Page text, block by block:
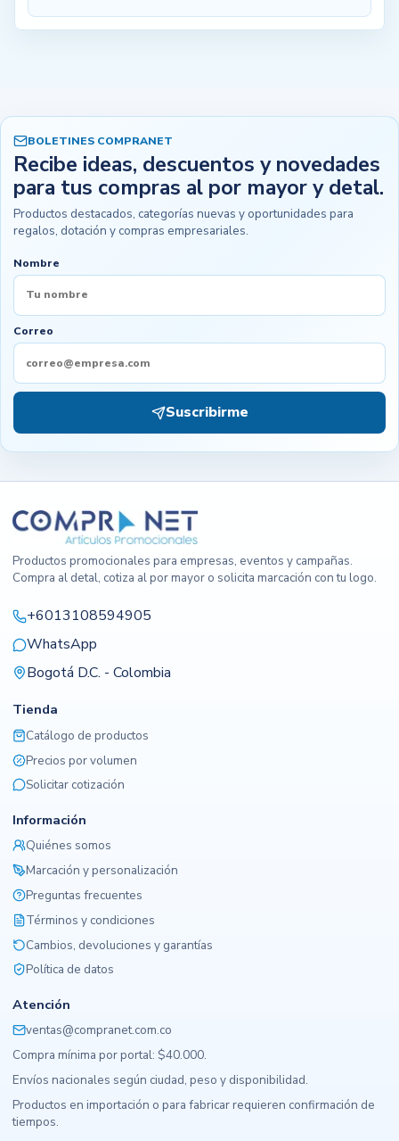
BOLETINES COMPRANET
Recibe ideas, descuentos y novedades
para tus compras al por mayor y detal.
Productos destacados, categorías nuevas y oportunidades para
regalos, dotación y compras empresariales.
Nombre
Correo
Suscribirme
Productos promocionales para empresas, eventos y campañas.
Compra al detal, cotiza al por mayor o solicita marcación con tu logo.
+6013108594905
WhatsApp
Bogotá D.C. - Colombia
Tienda
Catálogo de productos
Precios por volumen
Solicitar cotización
Información
Quiénes somos
Marcación y personalización
Preguntas frecuentes
Términos y condiciones
Cambios, devoluciones y garantías
Política de datos
Atención
ventas@compranet.com.co
Compra mínima por portal: $40.000.
Envíos nacionales según ciudad, peso y disponibilidad.
Productos en importación o para fabricar requieren confirmación de
tiempos.